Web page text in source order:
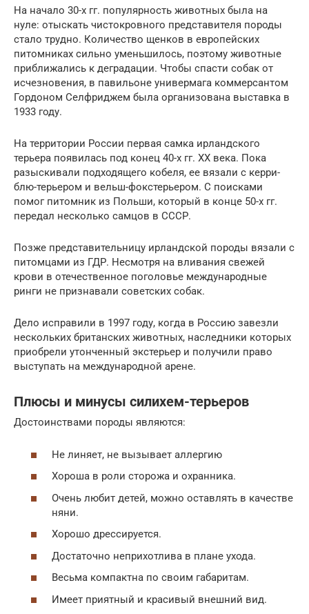
На начало 30-х гг. популярность животных была на
нуле: отыскать чистокровного представителя породы
стало трудно. Количество щенков в европейских
питомниках сильно уменьшилось, поэтому животные
приближались к деградации. Чтобы спасти собак от
исчезновения, в павильоне универмага коммерсантом
Гордоном Селфриджем была организована выставка в
1933 году.
На территории России первая самка ирландского
терьера появилась под конец 40-х гг. ХХ века. Пока
разыскивали подходящего кобеля, ее вязали с керри-
блю-терьером и вельш-фокстерьером. С поисками
помог питомник из Польши, который в конце 50-х гг.
передал несколько самцов в СССР.
Позже представительницу ирландской породы вязали с
питомцами из ГДР. Несмотря на вливания свежей
крови в отечественное поголовье международные
ринги не признавали советских собак.
Дело исправили в 1997 году, когда в Россию завезли
нескольких британских животных, наследники которых
приобрели утонченный экстерьер и получили право
выступать на международной арене.
Плюсы и минусы силихем-терьеров
Достоинствами породы являются:
Не линяет, не вызывает аллергию
Хороша в роли сторожа и охранника.
Очень любит детей, можно оставлять в качестве
няни.
Хорошо дрессируется.
Достаточно неприхотлива в плане ухода.
Весьма компактна по своим габаритам.
Имеет приятный и красивый внешний вид.